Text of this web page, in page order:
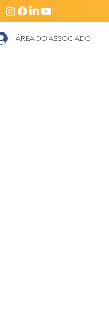
ÁREA DO ASSOCIADO